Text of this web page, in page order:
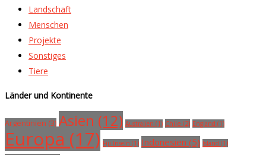
Landschaft
Menschen
Projekte
Sonstiges
Tiere
Länder und Kontinente
Argentinien (3) Asien (12) Australien (1) Chile (2) England (1)
Europa (17) Fiji Inseln (1) Indonesien (5) Island (1)